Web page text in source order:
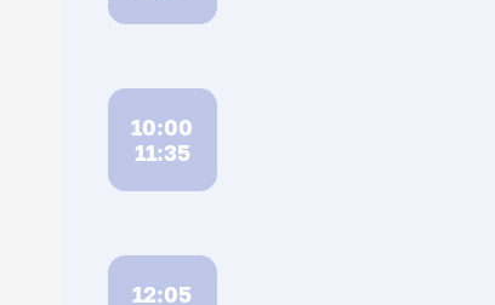
10:00
11:35
12:05